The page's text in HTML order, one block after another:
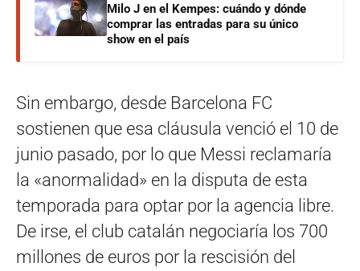
Milo J en el Kempes: cuándo y dónde
comprar las entradas para su único
show en el país
Sin embargo, desde Barcelona FC
sostienen que esa cláusula venció el 10 de
junio pasado, por lo que Messi reclamaría
la «anormalidad» en la disputa de esta
temporada para optar por la agencia libre.
De irse, el club catalán negociaría los 700
millones de euros por la rescisión del